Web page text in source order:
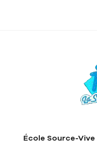
École Source-Vive